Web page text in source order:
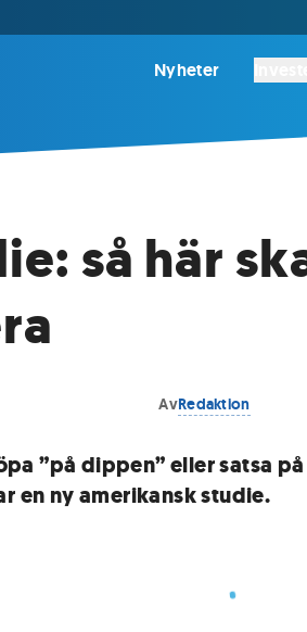
Nyheter
så här
AvRedaktion
”på dippen” eller satsa
en ny amerikansk studie.